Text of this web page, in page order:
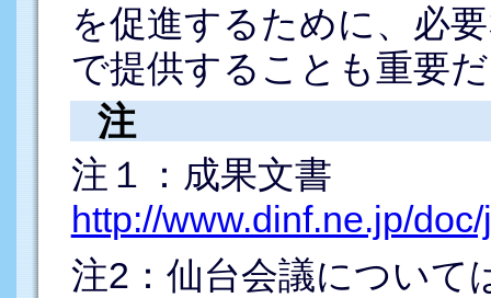
を促進するために、必
で提供することも重要
注
注１： 成果文書
http://www.dinf.ne.jp/
注2： 仙台会議について